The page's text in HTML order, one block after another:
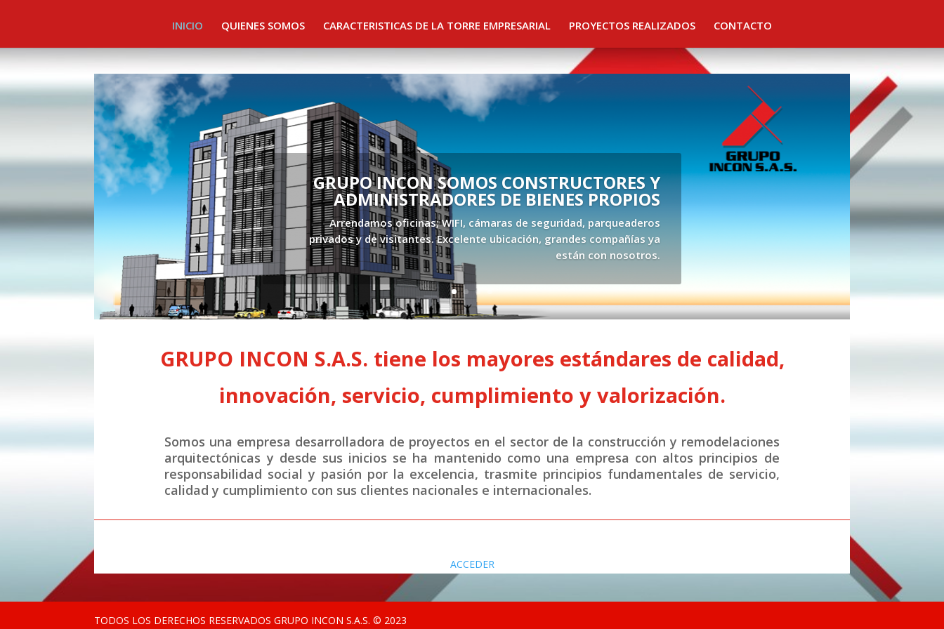
INICIO QUIENES SOMOS CARACTERISTICAS DE LA TORRE EMPRESARIAL PROYECTOS REALIZADOS CONTACTO
GRUPO INCON SOMOS CONSTRUCTORES Y
ADMINISTRADORES DE BIENES PROPIOS
Arrendamos oficinas; WIFI, cámaras de seguridad, parqueaderos
privados y de visitantes. Excelente ubicación, grandes compañías ya
están con nosotros.
GRUPO INCON S.A.S. tiene los mayores estándares de calidad,
innovación, servicio, cumplimiento y valorización.
Somos una empresa desarrolladora de proyectos en el sector de la construcción y remodelaciones
arquitectónicas y desde sus inicios se ha mantenido como una empresa con altos principios de
responsabilidad social y pasión por la excelencia, trasmite principios fundamentales de servicio,
calidad y cumplimiento con sus clientes nacionales e internacionales.
ACCEDER
TODOS LOS DERECHOS RESERVADOS GRUPO INCON S.A.S. © 2023